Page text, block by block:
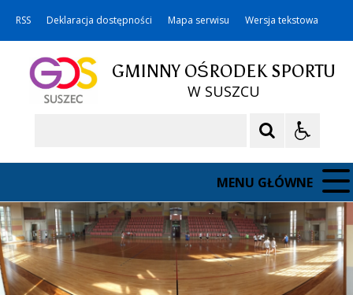
RSS Deklaracja dostępności Mapa serwisu Wersja tekstowa
GMINNY OŚRODEK SPORTU
W SUSZCU
MENU GŁÓWNE